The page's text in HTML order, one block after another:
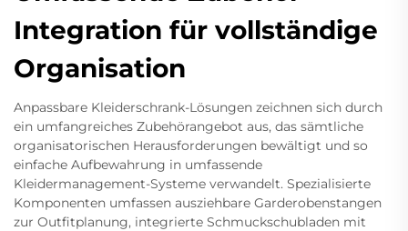
Integration für vollständige
Organisation
Anpassbare Kleiderschrank-Lösungen zeichnen sich durch
ein umfangreiches Zubehörangebot aus, das sämtliche
organisatorischen Herausforderungen bewältigt und so
einfache Aufbewahrung in umfassende
Kleidermanagement-Systeme verwandelt. Spezialisierte
Komponenten umfassen ausziehbare Garderobenstangen
zur Outfitplanung, integrierte Schmuckschubladen mit